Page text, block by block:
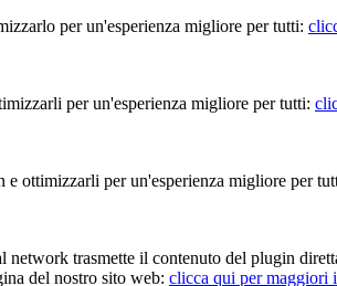
per un'esperienza migliore per tutti:
per un'esperienza migliore per tutti:
ottimizzarli per un'esperienza migliore per
trasmette il contenuto del plugin
del nostro sito web: clicca qui per maggiori